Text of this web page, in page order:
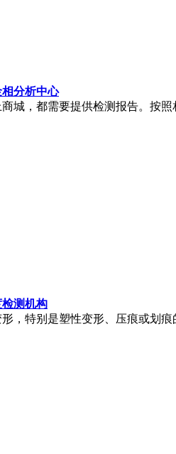
分析中心
城，都需要提供检测报告。按
测机构
，特别是塑性变形、压痕或划